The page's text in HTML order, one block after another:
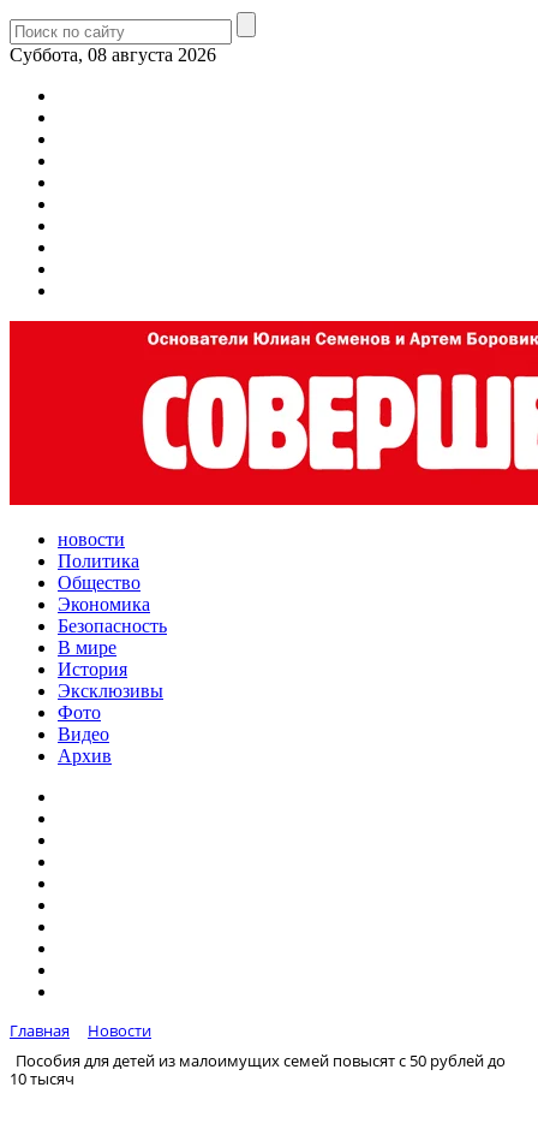
Суббота, 08 августа 2026
новости
Политика
Общество
Экономика
Безопасность
В мире
История
Эксклюзивы
Фото
Видео
Архив
Главная
Новости
Пособия для детей из малоимущих семей повысят с 50 рублей до
10 тысяч